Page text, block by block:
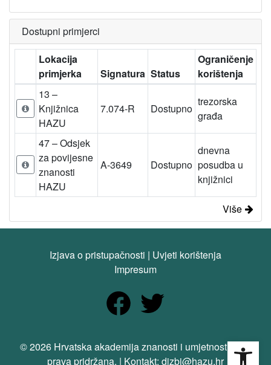
Dostupni primjerci
Lokacija
primjerka
Signatura Status
Ograničenje
korištenja
13 –
Knjižnica
HAZU
7.074-R Dostupno
trezorska
građa
47 – Odsjek
za povijesne
znanosti
HAZU
A-3649 Dostupno
dnevna
posudba u
knjižnici
Više
Izjava o pristupačnosti | Uvjeti korištenja
Impresum
© 2026 Hrvatska akademija znanosti i umjetnosti. Sva
prava pridržana. | Kontakt: dizbi@hazu.hr